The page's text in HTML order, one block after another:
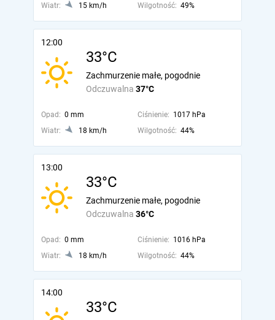
Wiatr:
15 km/h Wilgotność: 49%
12:00
33°C
Odczuwalna 37°C
Zachmurzenie małe, pogodnie
Opad: 0 mm Ciśnienie: 1017 hPa
Wiatr:
18 km/h Wilgotność: 44%
13:00
33°C
Odczuwalna 36°C
Zachmurzenie małe, pogodnie
Opad: 0 mm Ciśnienie: 1016 hPa
Wiatr:
18 km/h Wilgotność: 44%
14:00
33°C